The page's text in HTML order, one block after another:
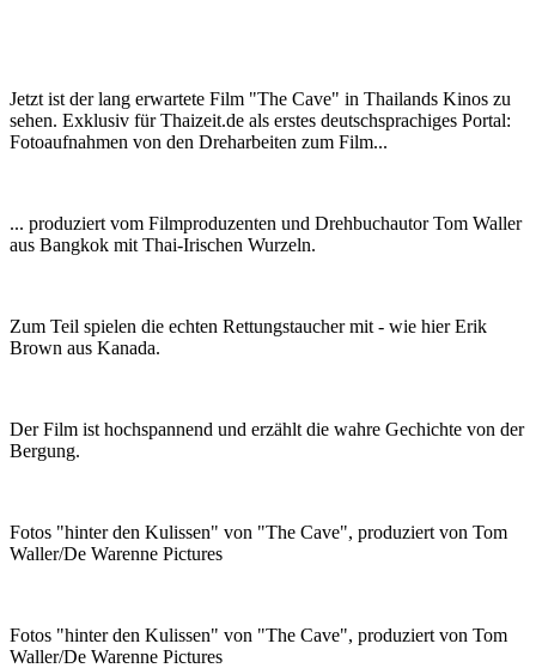
Jetzt ist der lang erwartete Film "The Cave" in Thailands Kinos zu
sehen. Exklusiv für Thaizeit.de als erstes deutschsprachiges Portal:
Fotoaufnahmen von den Dreharbeiten zum Film...
... produziert vom Filmproduzenten und Drehbuchautor Tom Waller
aus Bangkok mit Thai-Irischen Wurzeln.
Zum Teil spielen die echten Rettungstaucher mit - wie hier Erik
Brown aus Kanada.
Der Film ist hochspannend und erzählt die wahre Gechichte von der
Bergung.
Fotos "hinter den Kulissen" von "The Cave", produziert von Tom
Waller/De Warenne Pictures
Fotos "hinter den Kulissen" von "The Cave", produziert von Tom
Waller/De Warenne Pictures